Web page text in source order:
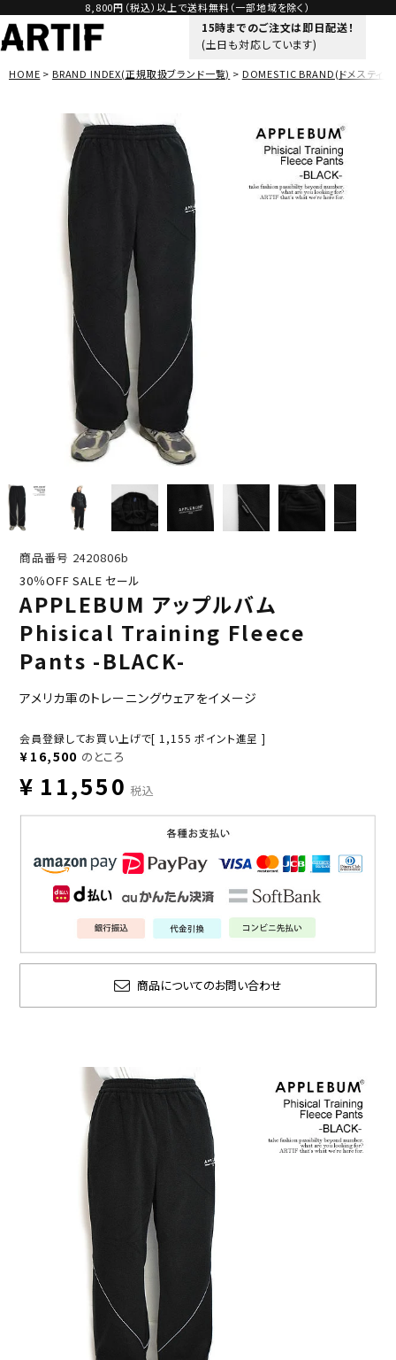
8,800円（税込）以上で送料無料（一部地域を除く）
15時までのご注文は即日配送！
(土日も対応しています)
HOME BRAND INDEX(正規取扱ブランド一覧) DOMESTIC BRAND(ドメスティッ
商品番号 2420806b
30％OFF SALE セール
APPLEBUM アップルバム
Phisical Training Fleece
Pants -BLACK-
アメリカ軍のトレーニングウェアをイメージ
会員登録してお買い上げで[ 1,155 ポイント進呈 ]
¥ 16,500 のところ
¥ 11,550 税込
商品についてのお問い合わせ